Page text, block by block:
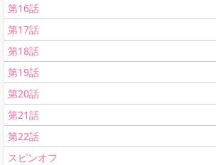
第16話
第17話
第18話
第19話
第20話
第21話
第22話
スピンオフ